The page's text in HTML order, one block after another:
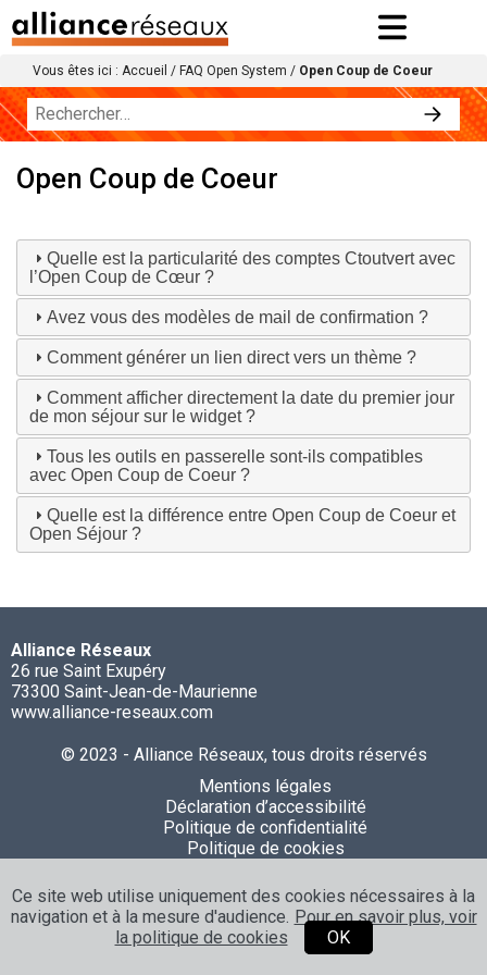
Vous êtes ici : Accueil / FAQ Open System / Open Coup de Coeur
Open Coup de Coeur
Quelle est la particularité des comptes Ctoutvert avec
l’Open Coup de Cœur ?
Avez vous des modèles de mail de confirmation ?
Comment générer un lien direct vers un thème ?
Comment afficher directement la date du premier jour
de mon séjour sur le widget ?
Tous les outils en passerelle sont-ils compatibles
avec Open Coup de Coeur ?
Quelle est la différence entre Open Coup de Coeur et
Open Séjour ?
Alliance Réseaux
26 rue Saint Exupéry
73300 Saint-Jean-de-Maurienne
www.alliance-reseaux.com
© 2023 - Alliance Réseaux, tous droits réservés
Mentions légales
Déclaration d’accessibilité
Politique de confidentialité
Politique de cookies
Ce site web utilise uniquement des cookies nécessaires à la
navigation et à la mesure d'audience. Pour en savoir plus, voir
la politique de cookies
OK